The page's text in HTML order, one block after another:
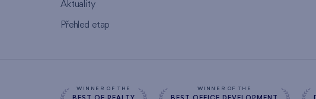
Aktuality
Přehled etap
WINNER OF THE WINNER OF THE